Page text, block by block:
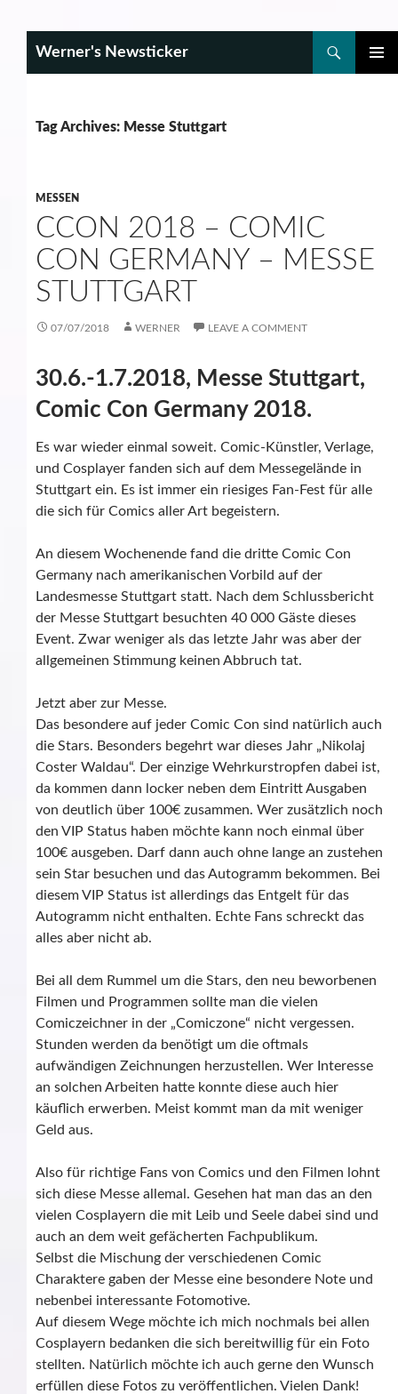
Werner's Newsticker
Tag Archives: Messe Stuttgart
MESSEN
CCON 2018 – COMIC
CON GERMANY – MESSE
STUTTGART
07/07/2018 WERNER LEAVE A COMMENT
30.6.-1.7.2018, Messe Stuttgart,
Comic Con Germany 2018.
Es war wieder einmal soweit. Comic-Künstler, Verlage,
und Cosplayer fanden sich auf dem Messegelände in
Stuttgart ein. Es ist immer ein riesiges Fan-Fest für alle
die sich für Comics aller Art begeistern.
An diesem Wochenende fand die dritte Comic Con
Germany nach amerikanischen Vorbild auf der
Landesmesse Stuttgart statt. Nach dem Schlussbericht
der Messe Stuttgart besuchten 40 000 Gäste dieses
Event. Zwar weniger als das letzte Jahr was aber der
allgemeinen Stimmung keinen Abbruch tat.
Jetzt aber zur Messe.
Das besondere auf jeder Comic Con sind natürlich auch
die Stars. Besonders begehrt war dieses Jahr „Nikolaj
Coster Waldau“. Der einzige Wehrkurstropfen dabei ist,
da kommen dann locker neben dem Eintritt Ausgaben
von deutlich über 100€ zusammen. Wer zusätzlich noch
den VIP Status haben möchte kann noch einmal über
100€ ausgeben. Darf dann auch ohne lange an zustehen
sein Star besuchen und das Autogramm bekommen. Bei
diesem VIP Status ist allerdings das Entgelt für das
Autogramm nicht enthalten. Echte Fans schreckt das
alles aber nicht ab.
Bei all dem Rummel um die Stars, den neu beworbenen
Filmen und Programmen sollte man die vielen
Comiczeichner in der „Comiczone“ nicht vergessen.
Stunden werden da benötigt um die oftmals
aufwändigen Zeichnungen herzustellen. Wer Interesse
an solchen Arbeiten hatte konnte diese auch hier
käuflich erwerben. Meist kommt man da mit weniger
Geld aus.
Also für richtige Fans von Comics und den Filmen lohnt
sich diese Messe allemal. Gesehen hat man das an den
vielen Cosplayern die mit Leib und Seele dabei sind und
auch an dem weit gefächerten Fachpublikum.
Selbst die Mischung der verschiedenen Comic
Charaktere gaben der Messe eine besondere Note und
nebenbei interessante Fotomotive.
Auf diesem Wege möchte ich mich nochmals bei allen
Cosplayern bedanken die sich bereitwillig für ein Foto
stellten. Natürlich möchte ich auch gerne den Wunsch
erfüllen diese Fotos zu veröffentlichen. Vielen Dank!